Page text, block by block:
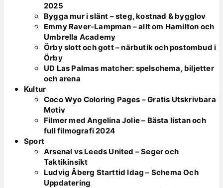
2025
Bygga mur i slänt – steg, kostnad & bygglov
Emmy Raver-Lampman – allt om Hamilton och
Umbrella Academy
Örby slott och gott – närbutik och postombud i
Örby
UD Las Palmas matcher: spelschema, biljetter
och arena
Kultur
Coco Wyo Coloring Pages – Gratis Utskrivbara
Motiv
Filmer med Angelina Jolie – Bästa listan och
full filmografi 2024
Sport
Arsenal vs Leeds United – Seger och
Taktikinsikt
Ludvig Åberg Starttid Idag – Schema Och
Uppdatering